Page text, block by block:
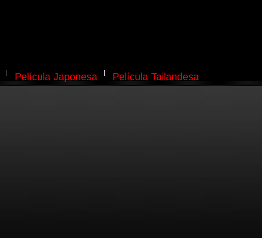
Película Japonesa Película Tailandesa